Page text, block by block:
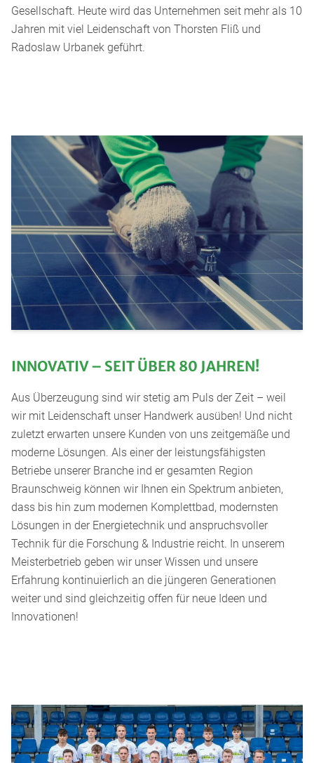
Gesellschaft. Heute wird das Unternehmen seit mehr als 10
Jahren mit viel Leidenschaft von Thorsten Fliß und
Radoslaw Urbanek geführt.
INNOVATIV – SEIT ÜBER 80 JAHREN!
Aus Überzeugung sind wir stetig am Puls der Zeit – weil
wir mit Leidenschaft unser Handwerk ausüben! Und nicht
zuletzt erwarten unsere Kunden von uns zeitgemäße und
moderne Lösungen. Als einer der leistungsfähigsten
Betriebe unserer Branche ind er gesamten Region
Braunschweig können wir Ihnen ein Spektrum anbieten,
dass bis hin zum modernen Komplettbad, modernsten
Lösungen in der Energietechnik und anspruchsvoller
Technik für die Forschung & Industrie reicht. In unserem
Meisterbetrieb geben wir unser Wissen und unsere
Erfahrung kontinuierlich an die jüngeren Generationen
weiter und sind gleichzeitig offen für neue Ideen und
Innovationen!